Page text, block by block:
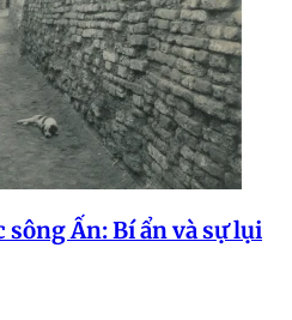
Ấn: Bí ẩn và sự lụi